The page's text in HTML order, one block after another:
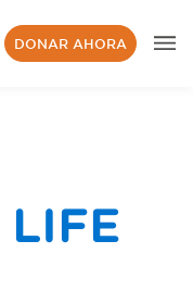
DONAR AHORA
LIFE